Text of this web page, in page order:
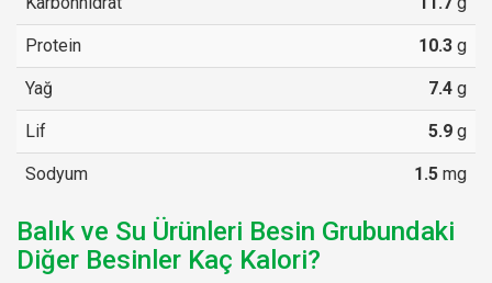
Protein 10.3 g
Yağ 7.4 g
Lif 5.9 g
Sodyum 1.5 mg
Balık ve Su Ürünleri Besin Grubundaki
Diğer Besinler Kaç Kalori?